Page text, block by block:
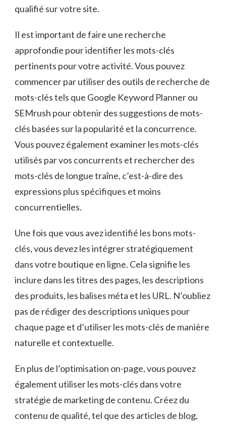
qualifié sur votre site.
Il est ⁣important de ⁢faire ⁤une‍ recherche
approfondie pour‌ identifier les mots-clés
pertinents pour votre activité. ​Vous pouvez
commencer par utiliser ⁢des outils de recherche‍ de
mots-clés ​tels que Google Keyword Planner ou​
SEMrush pour⁤ obtenir​ des suggestions⁤ de ​mots-
clés basées‍ sur‍ la ⁢popularité et la ⁤concurrence.
Vous pouvez également examiner les mots-clés
utilisés‍ par vos concurrents‍ et‍ rechercher des
mots-clés de longue traîne, c’est-à-dire des
expressions‍ plus spécifiques et ⁣moins
concurrentielles.
Une fois que​ vous avez identifié ⁤les‍ bons mots-
clés,‌ vous devez⁤ les ‌intégrer stratégiquement
dans ⁣votre boutique en ligne. Cela signifie⁢ les
inclure dans ‍les titres des pages, les‍ descriptions
des produits, les balises méta et les URL. N’oubliez
pas de rédiger des descriptions uniques pour
chaque page‍ et ‍d’utiliser les ‌mots-clés de manière
naturelle et contextuelle.
En ⁣plus de l’optimisation on-page, vous ​pouvez
également‍ utiliser les mots-clés dans votre ​
stratégie de marketing ​de contenu.⁤ Créez du
contenu de ‌qualité, tel que des articles de blog,​